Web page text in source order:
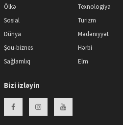
Ölkə
Sosial
Dünya
Şou-biznes
Sağlamlıq
Texnologiya
Turizm
Mədəniyyət
Hərbi
Elm
Bizi izləyin